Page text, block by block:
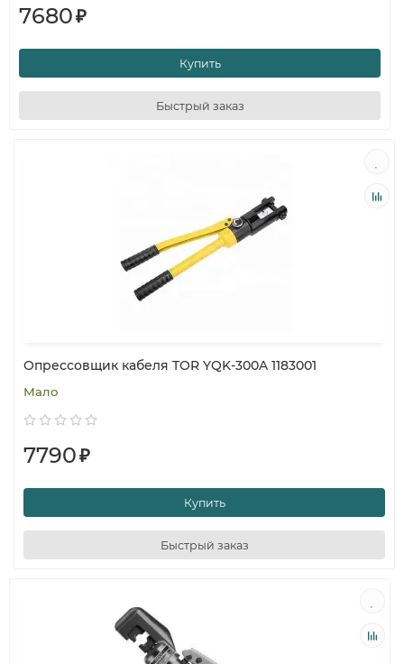
7680₽
Купить
Быстрый заказ
Опрессовщик кабеля TOR YQK-300A 1183001
Мало
7790₽
Купить
Быстрый заказ